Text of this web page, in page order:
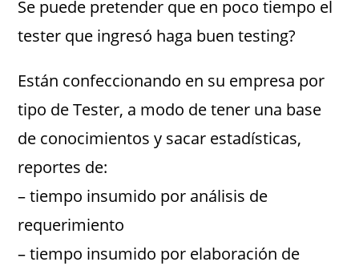
Se puede pretender que en poco tiempo el
tester que ingresó haga buen testing?
Están confeccionando en su empresa por
tipo de Tester, a modo de tener una base
de conocimientos y sacar estadísticas,
reportes de:
– tiempo insumido por análisis de
requerimiento
– tiempo insumido por elaboración de